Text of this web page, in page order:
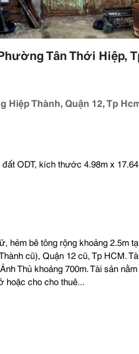
Tân Thới Hiệp,
Hiệp Thành, Quận 12, Tp
ODT, kích thước 4.98m x
hẻm bê tông rộng khoảng 2.5m
cũ), Quận 12 cũ, Tp HCM.
Thủ khoảng 700m. Tài sản
hoặc cho cho thuê...